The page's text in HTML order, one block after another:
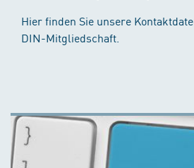
Hier finden Sie unsere
DIN-Mitgliedschaft.